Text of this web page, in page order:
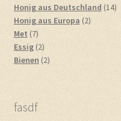
Produkte
Honig aus Deutschland 1414
Honig aus Europa 22
Met 77
Produkte
Essig 22
Produkte
Bienen 22
fasdf